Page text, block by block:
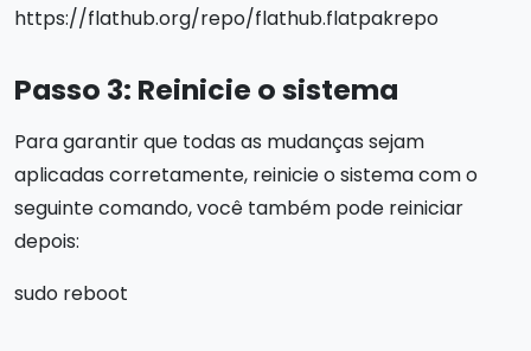
https://flathub.org/repo/flathub.flatpakrepo
Passo 3: Reinicie o sistema
Para garantir que todas as mudanças sejam
aplicadas corretamente, reinicie o sistema com o
seguinte comando, você também pode reiniciar
depois:
sudo reboot